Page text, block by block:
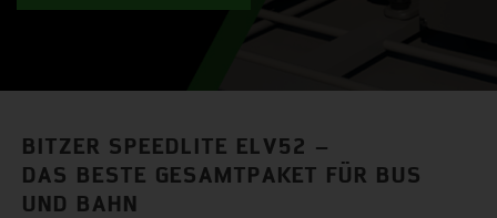
BITZER SPEEDLITE ELV52 –
DAS BESTE GESAMTPAKET FÜR BUS
UND BAHN